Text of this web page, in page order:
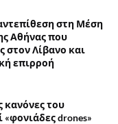
στη Μέση
Αθήνας που
στον Λίβανο και
επιρροή
κανόνες του
drones»